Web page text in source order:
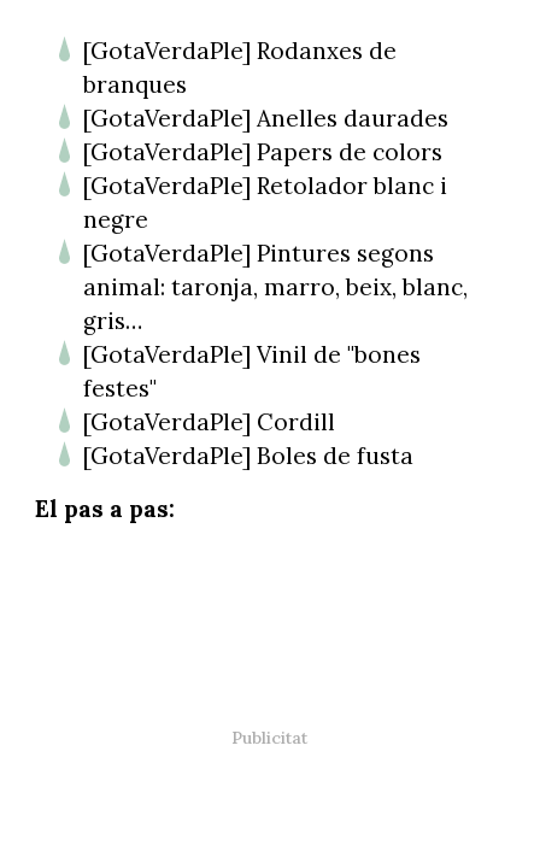
[GotaVerdaPle] Rodanxes de
branques
[GotaVerdaPle] Anelles daurades
[GotaVerdaPle] Papers de colors
[GotaVerdaPle] Retolador blanc i
negre
[GotaVerdaPle] Pintures segons
animal: taronja, marro, beix, blanc,
gris…
[GotaVerdaPle] Vinil de "bones
festes"
[GotaVerdaPle] Cordill
[GotaVerdaPle] Boles de fusta
El pas a pas: